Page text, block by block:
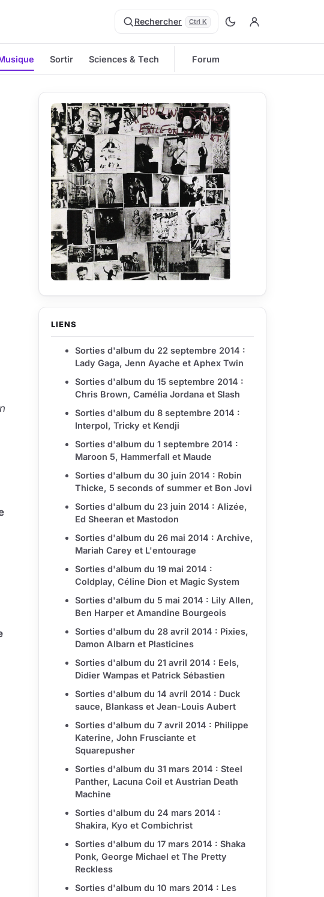
Rechercher Ctrl K
Sortir Sciences & Tech Forum
LIENS
Sorties d'album du 22 septembre 2014 :
Lady Gaga, Jenn Ayache et Aphex Twin
Sorties d'album du 15 septembre 2014 :
Chris Brown, Camélia Jordana et Slash
Sorties d'album du 8 septembre 2014 :
Interpol, Tricky et Kendji
Sorties d'album du 1 septembre 2014 :
Maroon 5, Hammerfall et Maude
Sorties d'album du 30 juin 2014 : Robin
Thicke, 5 seconds of summer et Bon Jovi
Sorties d'album du 23 juin 2014 : Alizée,
Ed Sheeran et Mastodon
Sorties d'album du 26 mai 2014 : Archive,
Mariah Carey et L'entourage
Sorties d'album du 19 mai 2014 :
Coldplay, Céline Dion et Magic System
Sorties d'album du 5 mai 2014 : Lily Allen,
Ben Harper et Amandine Bourgeois
Sorties d'album du 28 avril 2014 : Pixies,
Damon Albarn et Plasticines
Sorties d'album du 21 avril 2014 : Eels,
Didier Wampas et Patrick Sébastien
Sorties d'album du 14 avril 2014 : Duck
sauce, Blankass et Jean-Louis Aubert
Sorties d'album du 7 avril 2014 : Philippe
Katerine, John Frusciante et
Squarepusher
Sorties d'album du 31 mars 2014 : Steel
Panther, Lacuna Coil et Austrian Death
Machine
Sorties d'album du 24 mars 2014 :
Shakira, Kyo et Combichrist
Sorties d'album du 17 mars 2014 : Shaka
Ponk, George Michael et The Pretty
Reckless
Sorties d'album du 10 mars 2014 : Les